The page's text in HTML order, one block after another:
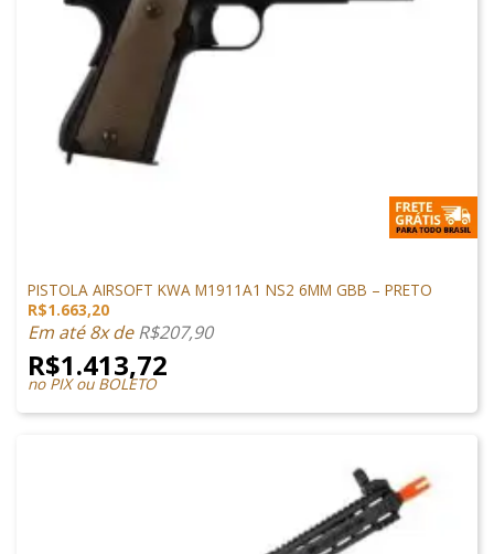
PISTOLA AIRSOFT KWA M1911A1 NS2 6MM GBB – PRETO
R$1.663,20
Em até 8x deR$207,90
R$1.413,72
no PIX ou BOLETO